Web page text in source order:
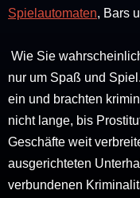
Spielautomaten, Bars
Wie Sie
nur um Spaß und
ein und brachten
nicht lange, bis
Geschäfte weit
ausgerichteten
verbundenen